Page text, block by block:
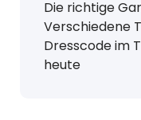
Die richtige
Verschiedene
Dresscode im
heute